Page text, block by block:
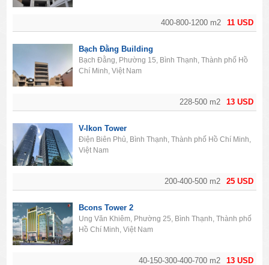
11 USD
400-800-1200 m2
13 USD
228-500 m2
Bạch Đằng Building
Bạch Đằng, Phường 15, Bình Thạnh, Thành phố Hồ
Chí Minh, Việt Nam
25 USD
200-400-500 m2
V-Ikon Tower
Điện Biên Phủ, Bình Thạnh, Thành phố Hồ Chí Minh,
Việt Nam
13 USD
40-150-300-400-700 m2
Bcons Tower 2
Ung Văn Khiêm, Phường 25, Bình Thạnh, Thành phố
Hồ Chí Minh, Việt Nam